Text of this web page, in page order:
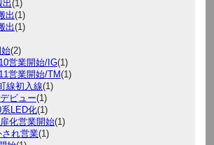
出(1)
出(1)
出(1)
(2)
営業開始/IG(1)
営業開始/TM(1)
線初入線(1)
ビュー(1)
LED化(1)
化営業開始(1)
され営業(1)